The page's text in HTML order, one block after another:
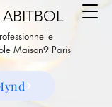
Maison9 Paris